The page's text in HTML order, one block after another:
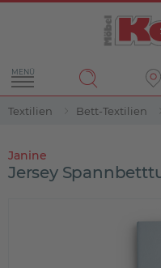
MENÜ
Textilien Bett-Textilien
Janine
Jersey